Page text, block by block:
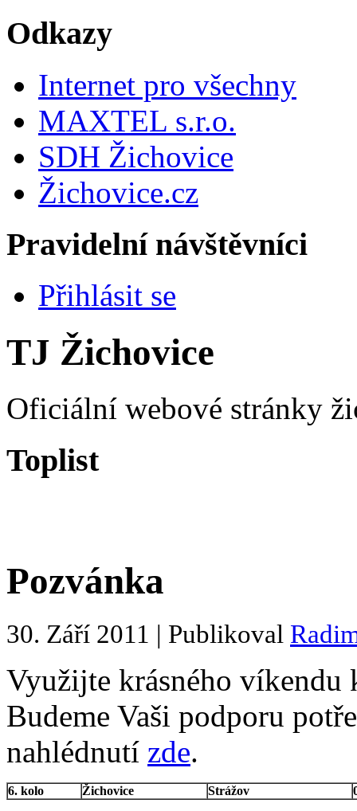
Odkazy
Internet pro všechny
MAXTEL s.r.o.
SDH Žichovice
Žichovice.cz
Pravidelní návštěvníci
Přihlásit se
TJ Žichovice
Oficiální webové stránky
Toplist
Pozvánka
30. Září 2011 | Publikoval
Využijte krásného víkendu
Budeme Vaši podporu
nahlédnutí zde.
6. kolo Žichovice Strážov